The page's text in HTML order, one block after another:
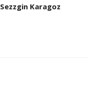
Sezzgin Karagoz